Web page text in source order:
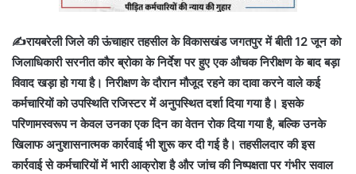
✍️रायबरेली जिले की ऊंचाहार तहसील के विकासखंड जगतपुर में बीती 12 जून को
जिलाधिकारी सरनीत कौर ब्रोका के निर्देश पर हुए एक औचक निरीक्षण के बाद बड़ा
विवाद खड़ा हो गया है। निरीक्षण के दौरान मौजूद रहने का दावा करने वाले कई
कर्मचारियों को उपस्थिति रजिस्टर में अनुपस्थित दर्शा दिया गया है। इसके
परिणामस्वरूप न केवल उनका एक दिन का वेतन रोक दिया गया है, बल्कि उनके
खिलाफ अनुशासनात्मक कार्रवाई भी शुरू कर दी गई है। तहसीलदार की इस
कार्रवाई से कर्मचारियों में भारी आक्रोश है और जांच की निष्पक्षता पर गंभीर सवाल